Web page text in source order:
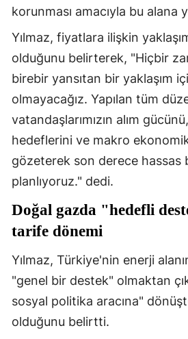
korunması amacıyla bu alana
Yılmaz, fiyatlara ilişkin
olduğunu belirterek, "Hiçbir
birebir yansıtan bir yaklaşım
olmayacağız. Yapılan tüm
vatandaşlarımızın alım
hedeflerini ve makro
gözeterek son derece hassas
planlıyoruz." dedi.
Doğal gazda "hedefli
tarife dönemi
Yılmaz, Türkiye'nin enerji
"genel bir destek" olmaktan
sosyal politika aracına"
olduğunu belirtti.